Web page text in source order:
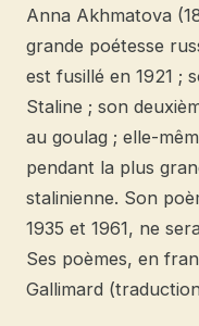
Anna Akhmatova
grande poétesse
est fusillé en 1921 ;
Staline ; son
au goulag ; elle-
pendant la plus
stalinienne. Son
1935 et 1961, ne
Ses poèmes, en
Gallimard